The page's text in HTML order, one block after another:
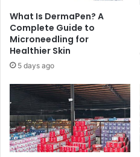
What Is DermaPen? A
Complete Guide to
Microneedling for
Healthier Skin
5 days ago